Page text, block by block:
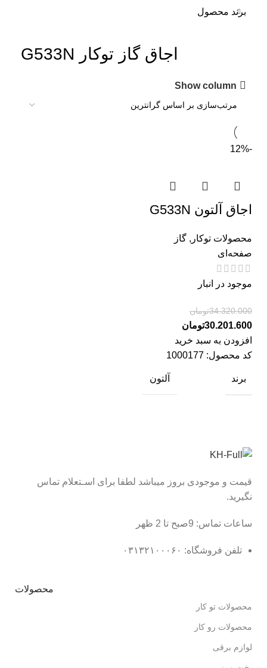
برند محصول
اجاق گاز توکار G533N
Show column
-12%
اجاق آلتون G533N
محصولات توکار , گاز
صفحه‌ای
موجود در انبار
34.320.000تومان
30.201.600تومان
افزودن به سبد خرید
کد محصول: 1000177
برند آلتون
قیمت و موجودی بروز میباشد لطفا برای اسـتعلام تماس
نگیرید.
ساعات تماس: 9صبح تا 2 ظهر
تلفن فروشگاه: ۰۳۱۳۲۱۰۰۰۶۰
محصولات
محصولات تو کار
محصولات رو کار
لوازم برقی